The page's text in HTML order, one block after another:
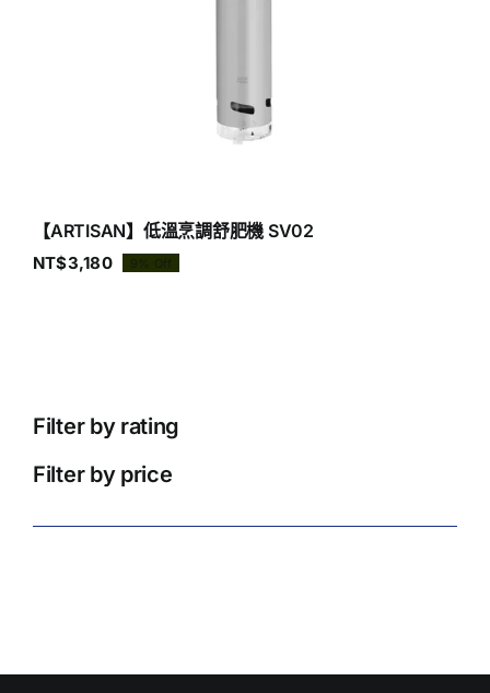
【ARTISAN】低溫烹調舒肥機 SV02
原
NT$3,180
目
Filter by rating
Filter by price